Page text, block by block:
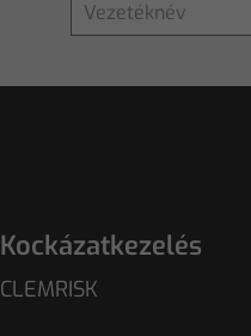
Kockázatkezelés
CLEMRISK